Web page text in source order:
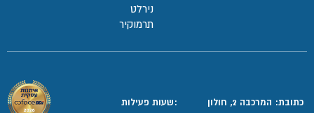
נירלט
תרמוקיר
כתובת: המרכבה 2, חולון
:שעות פעילות